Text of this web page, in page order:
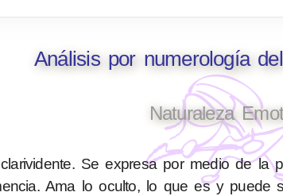
Análisis por numerología
Naturaleza
Se expresa por medio de la
Ama lo oculto, lo que es y puede